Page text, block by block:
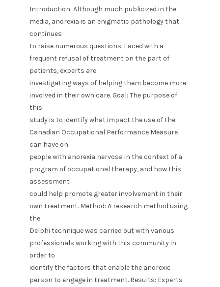
Introduction: Although much publicized in the
media, anorexia is an enigmatic pathology that
continues
to raise numerous questions. Faced with a
frequent refusal of treatment on the part of
patients, experts are
investigating ways of helping them become more
involved in their own care. Goal: The purpose of
this
study is to identify what impact the use of the
Canadian Occupational Performance Measure
can have on
people with anorexia nervosa in the context of a
program of occupational therapy, and how this
assessment
could help promote greater involvement in their
own treatment. Method: A research method using
the
Delphi technique was carried out with various
professionals working with this community in
order to
identify the factors that enable the anorexic
person to engage in treatment. Results: Experts